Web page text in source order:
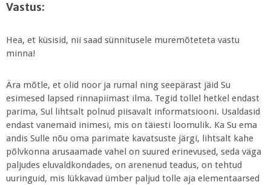
Vastus:
Hea, et küsisid, nii saad sünnitusele muremõteteta vastu
minna!
Ära mõtle, et olid noor ja rumal ning seepärast jäid Su
esimesed lapsed rinnapiimast ilma. Tegid tollel hetkel endast
parima, Sul lihtsalt polnud piisavalt informatsiooni. Usaldasid
endast vanemaid inimesi, mis on täiesti loomulik. Ka Su ema
andis Sulle nõu oma parimate kavatsuste järgi, lihtsalt kahe
põlvkonna arusaamade vahel on suured erinevused, seda väga
paljudes eluvaldkondades, on arenenud teadus, on tehtud
uuringuid, mis lükkavad ümber paljud tolle aja elementaarsed